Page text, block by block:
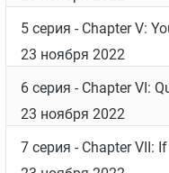
Список серий
1 серия
- Chapter I:
23 ноября 2022
2 серия
- Chapter II:
23 ноября 2022